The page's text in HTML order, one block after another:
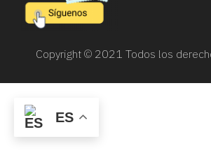
Copyright © 2021 Todos los
ES